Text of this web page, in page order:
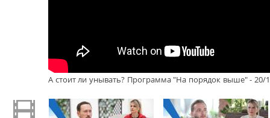
А стоит ли унывать? Программа "На порядок выше" - 20/